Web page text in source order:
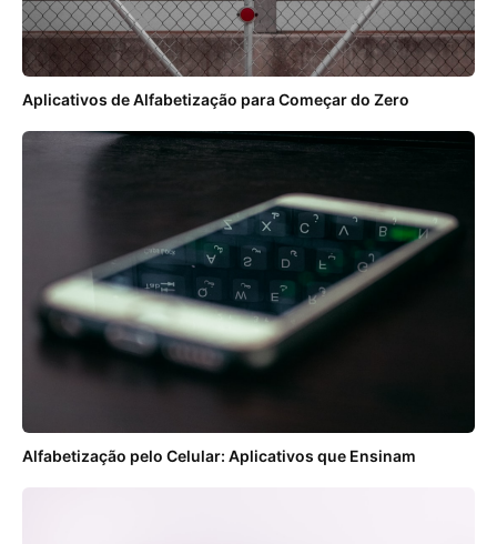
Aplicativos de Alfabetização para Começar do Zero
Alfabetização pelo Celular: Aplicativos que Ensinam